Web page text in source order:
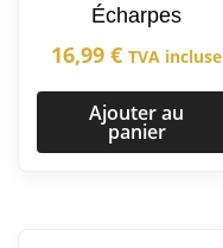
Écharpes
16,99€ TVA incluse
Ajouter au
panier